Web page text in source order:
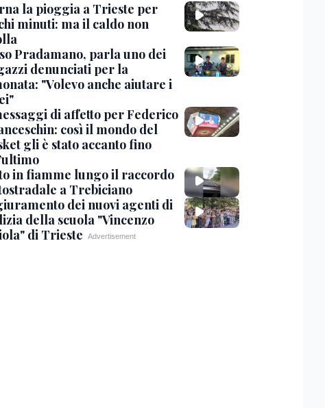
la pioggia a Trieste per
minuti: ma il caldo non
Pradamano, parla uno dei
denunciati per la
"Volevo anche aiutare i
di affetto per Federico
così il mondo del
gli è stato accanto fino
in fiamme lungo il raccordo
a Trebiciano
dei nuovi agenti di
della scuola "Vincenzo
di Trieste